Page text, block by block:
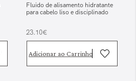
Fluido de alisamento hidratante
para cabelo liso e disciplinado
23.10€
Adicionar ao Carrinho